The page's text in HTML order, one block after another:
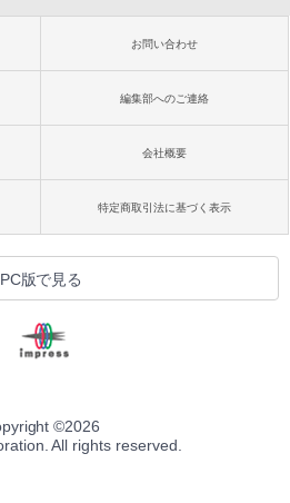
お問い合わせ
編集部へのご連絡
会社概要
特定商取引法に基づく表示
PC版で見る
©2026
All rights reserved.